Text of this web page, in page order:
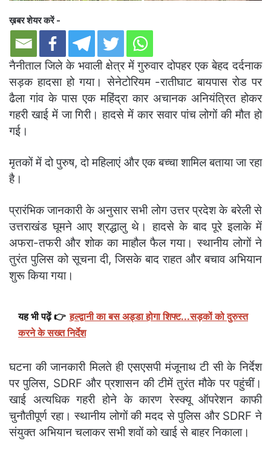
ख़बर शेयर करें -
नैनीताल जिले के भवाली क्षेत्र में गुरुवार दोपहर एक बेहद दर्दनाक
सड़क हादसा हो गया। सेनेटोरियम -रातीघाट बायपास रोड पर
ढैला गांव के पास एक महिंद्रा कार अचानक अनियंत्रित होकर
गहरी खाई में जा गिरी। हादसे में कार सवार पांच लोगों की मौत हो
गई।
मृतकों में दो पुरुष, दो महिलाएं और एक बच्चा शामिल बताया जा रहा
है।
प्रारंभिक जानकारी के अनुसार सभी लोग उत्तर प्रदेश के बरेली से
उत्तराखंड घूमने आए श्रद्धालु थे। हादसे के बाद पूरे इलाके में
अफरा-तफरी और शोक का माहौल फैल गया। स्थानीय लोगों ने
तुरंत पुलिस को सूचना दी, जिसके बाद राहत और बचाव अभियान
शुरू किया गया।
यह भी पढ़ें 👉 हल्द्वानी का बस अड्डा होगा शिफ्ट...सड़कों को दुरुस्त
करने के सख्त निर्देश
घटना की जानकारी मिलते ही एसएसपी मंजूनाथ टी सी के निर्देश
पर पुलिस, SDRF और प्रशासन की टीमें तुरंत मौके पर पहुंचीं।
खाई अत्यधिक गहरी होने के कारण रेस्क्यू ऑपरेशन काफी
चुनौतीपूर्ण रहा। स्थानीय लोगों की मदद से पुलिस और SDRF ने
संयुक्त अभियान चलाकर सभी शवों को खाई से बाहर निकाला।